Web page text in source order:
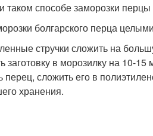
способе заморозки перцы
болгарского перца
стручки сложить на
заготовку в морозилку на 10-15
сложить его в
хранения.